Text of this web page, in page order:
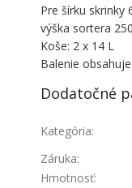
Pre šírku skrinky
výška sortera
Koše: 2 x 14 L
Balenie
Dodatočné
Kategória:
Záruka:
Hmotnosť: